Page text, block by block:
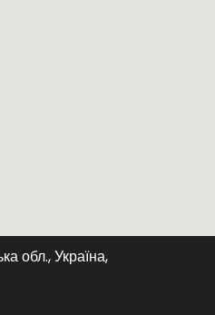
обл., Україна,